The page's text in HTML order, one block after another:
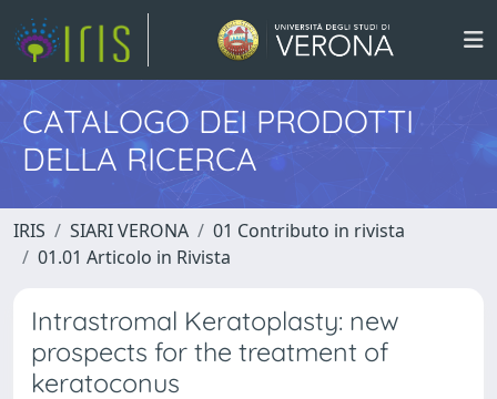
CATALOGO DEI PRODOTTI
DELLA RICERCA
IRIS SIARI VERONA
01 Contributo in rivista
01.01 Articolo in Rivista
Intrastromal Keratoplasty: new
prospects for the treatment of
keratoconus